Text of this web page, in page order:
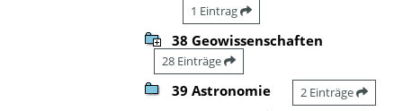
1 Eintrag
38 Geowissenschaften
28 Einträge
39 Astronomie 2 Einträge